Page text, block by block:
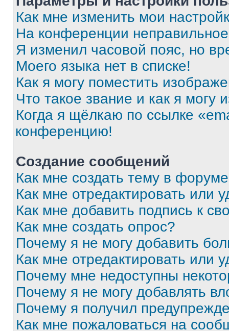
Как мне изменить мои
На конференции
Я изменил часовой пояс, но
Моего языка нет в списке!
Как я могу поместить
Что такое звание и как я могу
Когда я щёлкаю по ссылке
конференцию!
Создание сообщений
Как мне создать тему в
Как мне отредактировать или
Как мне добавить подпись к
Как мне создать опрос?
Почему я не могу добавить
Как мне отредактировать или
Почему мне недоступны
Почему я не могу добавлять
Почему я получил
Как мне пожаловаться на